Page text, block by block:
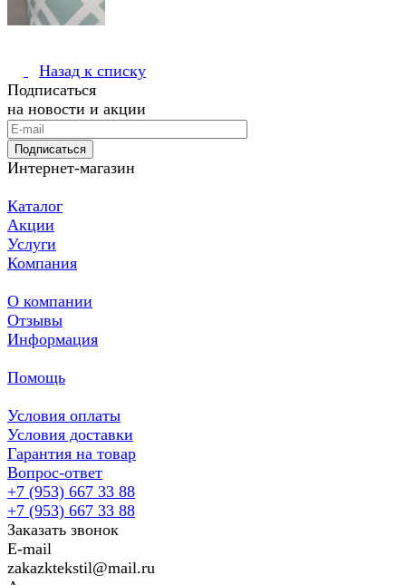
Назад к списку
Подписаться
на новости и акции
Подписаться
Интернет-магазин
Каталог
Акции
Услуги
Компания
О компании
Отзывы
Информация
Помощь
Условия оплаты
Условия доставки
Гарантия на товар
Вопрос-ответ
+7 (953) 667 33 88
+7 (953) 667 33 88
Заказать звонок
E-mail
zakazktekstil@mail.ru